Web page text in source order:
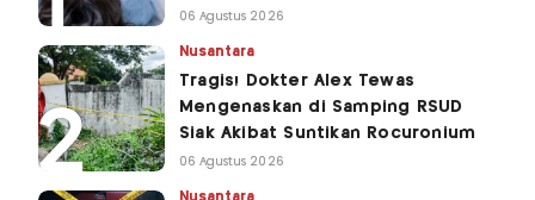
06 Agustus 2026
Nusantara
Tragis! Dokter Alex Tewas
Mengenaskan di Samping RSUD
Siak Akibat Suntikan Rocuronium
06 Agustus 2026
Nusantara